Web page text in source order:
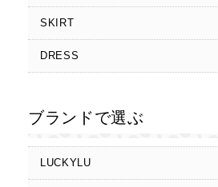
SKIRT
DRESS
ブランドで選ぶ
LUCKYLU